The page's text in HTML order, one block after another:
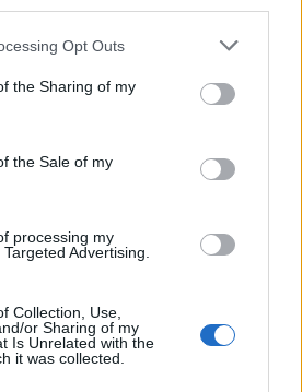
app uses one or more Google
usage behaviour. You may click to
Google and its third-party tags to
specified purposes in below Google
Opt Outs
the Sharing of my
the Sale of my
processing my
Advertising.
Collection, Use,
or Sharing of my
Is Unrelated with the
it was collected.
a Büchner-darab, aLeonce és Léna
Egyrészt a főszerep
az ember: a herceg egyik
másik percben nagyon
a magánéleti dolgaim
szerettem volna. A
a szerepet, a szerep pedig
megoldódjanak a
nek nem egyszerű a
a magyar fordítást, de
nyakatekert mondatok
megbirkózni a szöveggel, úgy
volt az Ödön von